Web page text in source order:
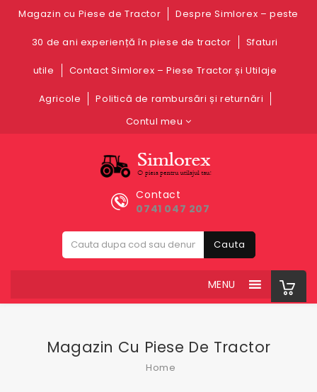
Magazin cu Piese de Tractor Despre Simlorex – peste
30 de ani experiență în piese de tractor Sfaturi
utile Contact Simlorex – Piese Tractor și Utilaje
Agricole
Politică de rambursări și returnări
Contul meu
Contact
0741 047 207
Cauta
MENU
Magazin Cu Piese De Tractor
Home